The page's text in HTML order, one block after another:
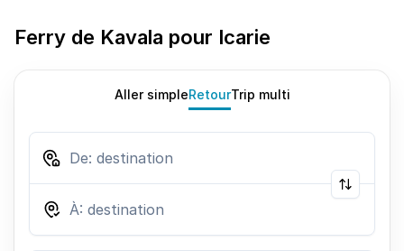
Ferry de Kavala pour Icarie
Aller simpleRetourTrip multi